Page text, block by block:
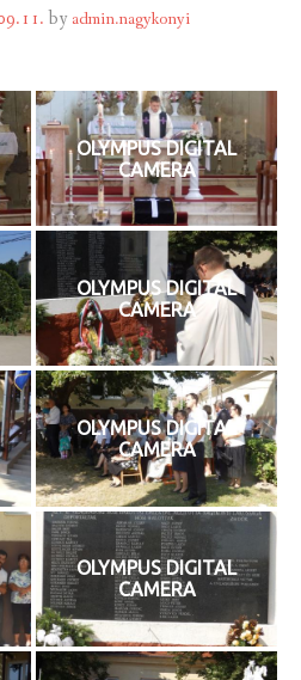
– 2026.
KÉPVISELŐK
– 2026. ÉV
by admin.nagykonyi
OLYMPUS DIGITAL
CAMERA
OLYMPUS DIGITAL
CAMERA
OLYMPUS DIGITAL
CAMERA
OLYMPUS DIGITAL
CAMERA